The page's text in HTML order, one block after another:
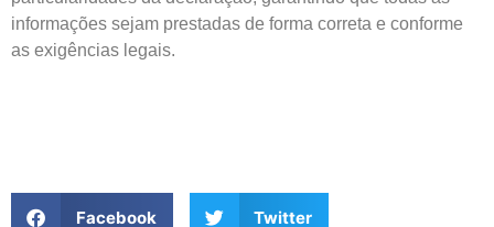
informações sejam prestadas de forma correta e conforme
as exigências legais.
Facebook Twitter